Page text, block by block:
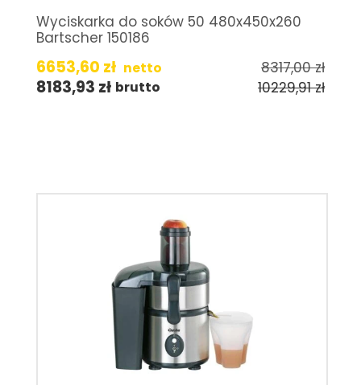
Wyciskarka do soków 50 480x450x260
Bartscher 150186
6653,60 zł netto 8317,00zł
8183,93 zł brutto 10229,91zł